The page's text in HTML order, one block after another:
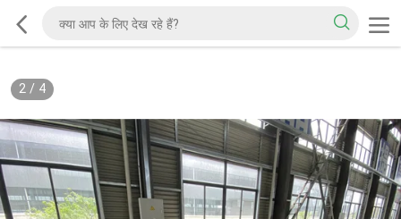
2/ 4